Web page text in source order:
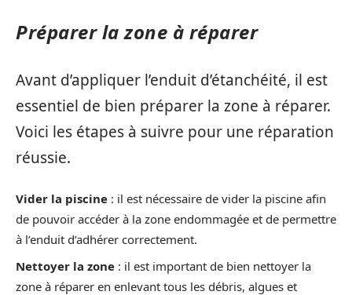
Préparer la zone à réparer
Avant d’appliquer l’enduit d’étanchéité, il est
essentiel de bien préparer la zone à réparer.
Voici les étapes à suivre pour une réparation
réussie.
Vider la piscine : il est nécessaire de vider la piscine afin
de pouvoir accéder à la zone endommagée et de permettre
à l’enduit d’adhérer correctement.
Nettoyer la zone : il est important de bien nettoyer la
zone à réparer en enlevant tous les débris, algues et